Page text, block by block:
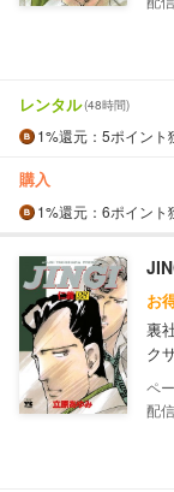
レンタル(48時間)
1%還元 ：5ポイント
購入
1%還元 ：6ポイント
お
裏
ク
配